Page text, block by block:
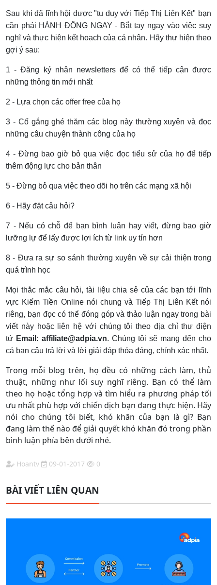
Sau khi đã lĩnh hội được "tu duy với Tiếp Thị Liên Kết" bạn
cần phải HÀNH ĐỘNG NGAY - Bắt tay ngay vào việc suy
nghĩ và thực hiện kết hoạch của cá nhân. Hãy thự hiện theo
gợi ý sau:
1 - Đăng ký nhận newsletters để có thể tiếp cận được
những thông tin mới nhất
2 - Lựa chọn các offer free của họ
3 - Cố gắng ghé thăm các blog này thường xuyên và đọc
những câu chuyện thành công của họ
4 - Đừng bao giờ bỏ qua việc đọc tiểu sử của họ để tiếp
thêm động lực cho bản thân
5 - Đừng bỏ qua việc theo dõi họ trên các mạng xã hội
6 - Hãy đặt câu hỏi?
7 - Nếu có chỗ để bạn bình luận hay viết, đừng bao giờ
lưỡng lự để lấy được lợi ích từ link uy tín hơn
8 - Đưa ra sự so sánh thường xuyên về sự cải thiện trong
quá trình học
Mọi thắc mắc câu hỏi, tài liệu chia sẻ của các bạn tới lĩnh
vực Kiếm Tiền Online nói chung và Tiếp Thị Liên Kết nói
riêng, bạn đọc có thể đóng góp và thảo luận ngay trong bài
viết này hoặc liên hệ với chúng tôi theo địa chỉ thư điện
tử Email: affiliate@adpia.vn. Chúng tôi sẽ mang đến cho
cá bạn câu trả lời và lời giải đáp thỏa đáng, chính xác nhất.
Trong mỗi blog trên, họ đều có những cách làm, thủ
thuật, những như lối suy nghĩ riêng. Bạn có thể làm
theo họ hoặc tổng hợp và tìm hiểu ra phương pháp tối
ưu nhất phù hợp với chiến dịch bạn đang thực hiện. Hãy
nói cho chúng tôi biết, khó khăn của bạn là gì? Bạn
đang làm thế nào để giải quyết khó khăn đó trong phần
bình luận phía bên dưới nhé.
Hoantv 09-01-2017 0
BÀI VIẾT LIÊN QUAN